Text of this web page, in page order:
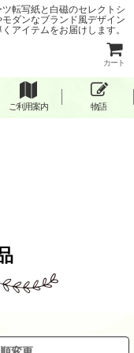
転写紙と白磁のセレクトシ
ダンなブランド風デザイン
アイテムをお届けします。
カート
ご利用案内 物語